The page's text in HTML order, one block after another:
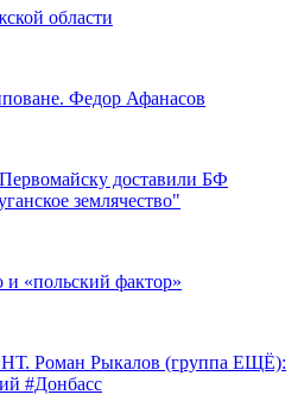
области
Федор Афанасов
доставили БФ
землячество"
и «польский фактор»
Роман Рыкалов (группа ЕЩЁ):
#Донбасс